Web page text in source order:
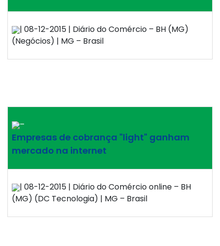
| 08-12-2015 | Diário do Comércio – BH (MG)
(Negócios) | MG – Brasil
–
Empresas de cobrança "light" ganham
mercado na internet
| 08-12-2015 | Diário do Comércio online – BH
(MG) (DC Tecnologia) | MG – Brasil